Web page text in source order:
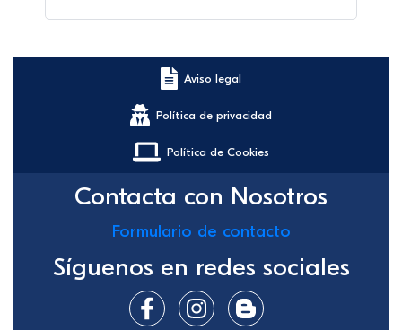
Aviso legal
Política de privacidad
Política de Cookies
Contacta con Nosotros
Formulario de contacto
Síguenos en redes sociales